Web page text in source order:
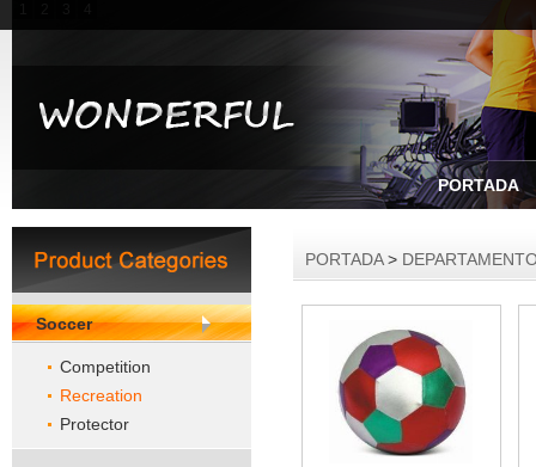
PORTADA
Soccer
Competition
Recreation
Protector
PORTADA>